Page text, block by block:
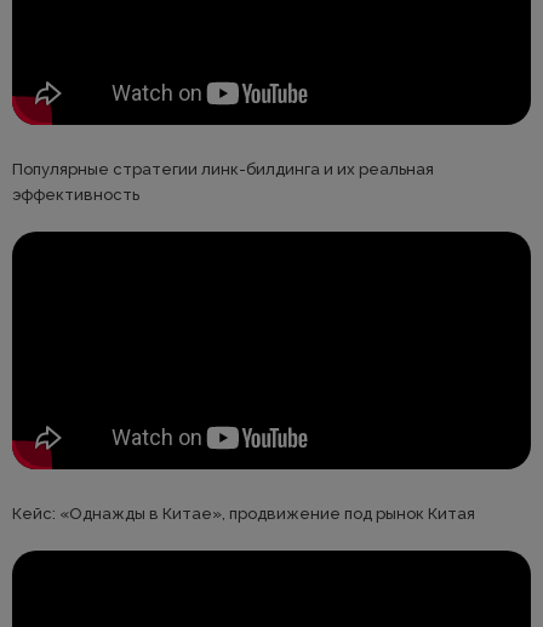
Популярные стратегии линк-билдинга и их реальная
эффективность
Кейс: «Однажды в Китае», продвижение под рынок Китая